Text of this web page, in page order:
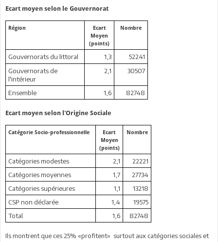
Ecart moyen selon le Gouvernorat
Région
Ecart
Moyen
(points)
Nombre
Gouvernorats du littoral 1,3
52241
Gouvernorats de
l'intérieur
2,1 30507
Ensemble 1,6 82748
Ecart moyen selon l'Origine Sociale
Catégorie Socio-professionnelle
Ecart
Moyen
(points)
Nombre
Catégories modestes 2,1
22221
Catégories moyennes
1,7
27734
Catégories supérieures
1,1
13218
CSP non déclarée
1,4
19575
Total
1,6 82748
Ils montrent que ces 25% «profitent» surtout aux catégories sociales et